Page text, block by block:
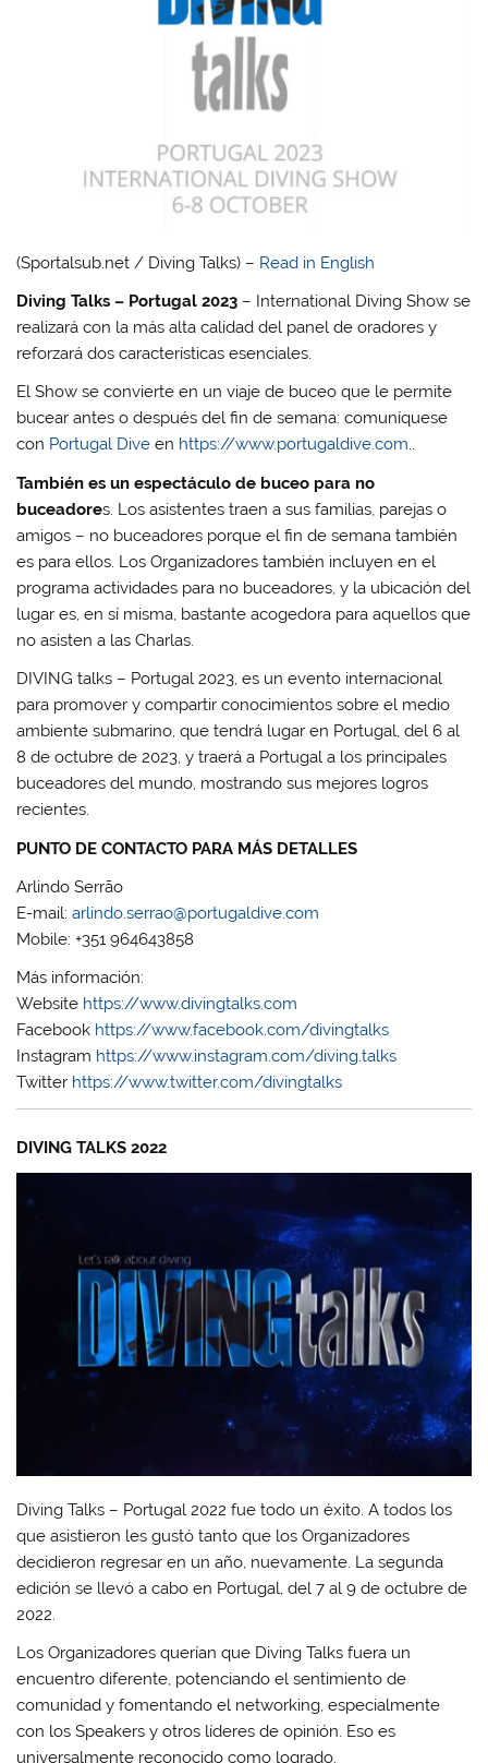
(Sportalsub.net / Diving Talks) – Read in English
Diving Talks – Portugal 2023 – International Diving Show se
realizará con la más alta calidad del panel de oradores y
reforzará dos características esenciales.
El Show se convierte en un viaje de buceo que le permite
bucear antes o después del fin de semana: comuníquese
con Portugal Dive en https://www.portugaldive.com..
También es un espectáculo de buceo para no
buceadores. Los asistentes traen a sus familias, parejas o
amigos – no buceadores porque el fin de semana también
es para ellos. Los Organizadores también incluyen en el
programa actividades para no buceadores, y la ubicación del
lugar es, en sí misma, bastante acogedora para aquellos que
no asisten a las Charlas.
DIVING talks – Portugal 2023, es un evento internacional
para promover y compartir conocimientos sobre el medio
ambiente submarino, que tendrá lugar en Portugal, del 6 al
8 de octubre de 2023, y traerá a Portugal a los principales
buceadores del mundo, mostrando sus mejores logros
recientes.
PUNTO DE CONTACTO PARA MÁS DETALLES
Arlindo Serrão
E-mail:arlindo.serrao@portugaldive.com
Mobile: +351 964643858
Más información:
Website https://www.divingtalks.com
Facebook https://www.facebook.com/divingtalks
Instagram https://www.instagram.com/diving.talks
Twitter https://www.twitter.com/divingtalks
DIVING TALKS 2022
Diving Talks – Portugal 2022 fue todo un éxito. A todos los
que asistieron les gustó tanto que los Organizadores
decidieron regresar en un año, nuevamente. La segunda
edición se llevó a cabo en Portugal, del 7 al 9 de octubre de
2022.
Los Organizadores querían que Diving Talks fuera un
encuentro diferente, potenciando el sentimiento de
comunidad y fomentando el networking, especialmente
con los Speakers y otros líderes de opinión. Eso es
universalmente reconocido como logrado.